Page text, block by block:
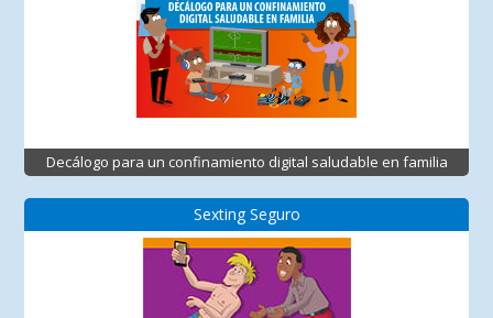
Decálogo para un confinamiento digital saludable en familia
Sexting Seguro